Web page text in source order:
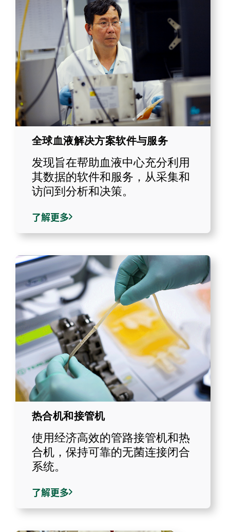
全球血液解决方案软件与服务
发现旨在帮助血液中心充分利用
其数据的软件和服务，从采集和
访问到分析和决策。
了解更多
热合机和接管机
使用经济高效的管路接管机和热
合机，保持可靠的无菌连接闭合
系统。
了解更多